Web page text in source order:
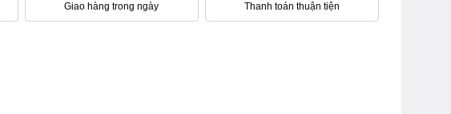
Giao hàng trong ngày Thanh toán thuận tiện